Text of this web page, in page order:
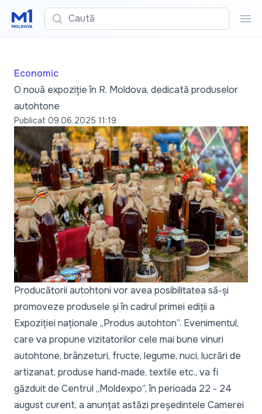
Caută
Economic
O nouă expoziție în R. Moldova, dedicată produselor
autohtone
Publicat 09.06.2025 11:19
Producătorii autohtoni vor avea posibilitatea să-și
promoveze produsele și în cadrul primei ediții a
Expoziției naționale „Produs autohton”. Evenimentul,
care va propune vizitatorilor cele mai bune vinuri
autohtone, brânzeturi, fructe, legume, nuci, lucrări de
artizanat, produse hand-made, textile etc., va fi
găzduit de Centrul „Moldexpo”, în perioada 22 - 24
august curent, a anunțat astăzi președintele Camerei